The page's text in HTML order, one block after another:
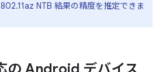
NTB 結果の精度を推定できま